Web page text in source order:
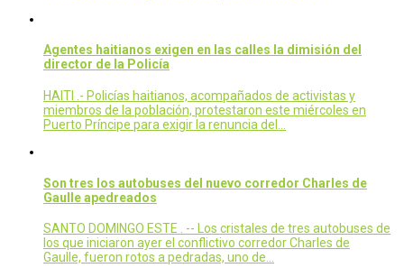
Agentes haitianos exigen en las calles la dimisión del
director de la Policía
HAITI .- Policías haitianos, acompañados de activistas y
miembros de la población, protestaron este miércoles en
Puerto Príncipe para exigir la renuncia del…
Son tres los autobuses del nuevo corredor Charles de
Gaulle apedreados
SANTO DOMINGO ESTE . -- Los cristales de tres autobuses de
los que iniciaron ayer el conflictivo corredor Charles de
Gaulle, fueron rotos a pedradas, uno de…